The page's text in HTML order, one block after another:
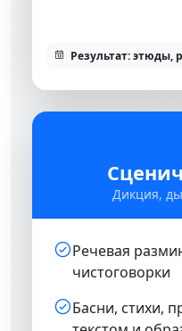
Результат: этюды,
Дикция,
Речевая
чистоговорки
Басни, стихи,